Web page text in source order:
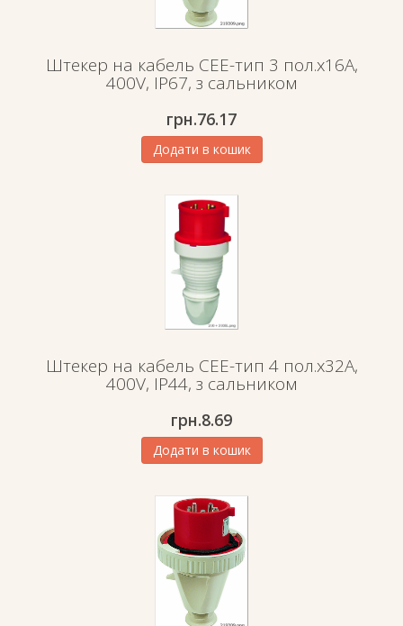
Штекер на кабель СЕЕ-тип 3 пол.х16А,
400V, IP67, з сальником
грн.76.17
Додати в кошик
Штекер на кабель СЕЕ-тип 4 пол.х32А,
400V, IP44, з сальником
грн.8.69
Додати в кошик